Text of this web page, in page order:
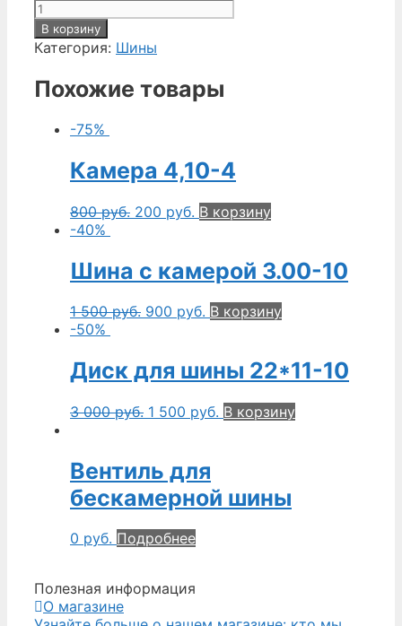
В корзину
Категория: Шины
Похожие товары
-75%
Камера 4,10-4
800руб. 200 руб. В корзину
-40%
Шина с камерой 3.00-10
1 500руб. 900 руб. В корзину
-50%
Диск для шины 22*11-10
3 000руб. 1 500 руб. В корзину
Вентиль для
бескамерной шины
0 руб. Подробнее
Полезная информация
О магазине